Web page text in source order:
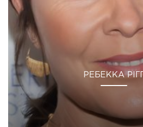
РЕБЕККА РІГГ